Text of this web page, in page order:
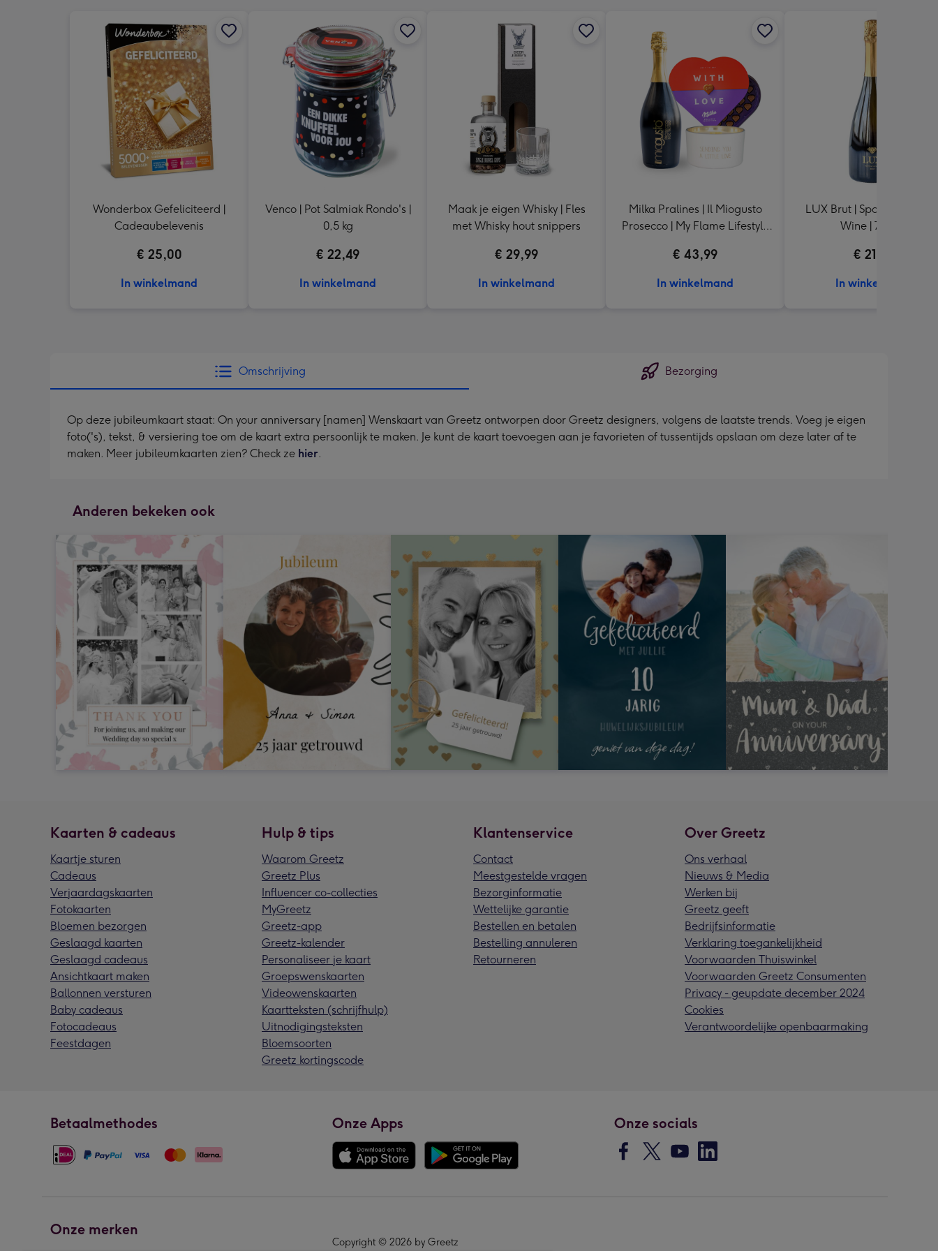
Wonderbox Gefeliciteerd |
Cadeaubelevenis
€ 25,00
In winkelmand
Venco | Pot Salmiak Rondo's |
0,5 kg
€ 22,49
In winkelmand
Maak je eigen Whisky | Fles
met Whisky hout snippers
€ 29,99
In winkelmand
Milka Pralines | Il Miogusto
Prosecco | My Flame Lifestyle
€ 43,99
In winkelmand
LUX Brut | Sparkling
Wine | 750 ml
€ 21,49
In winkelmand
Omschrijving Bezorging
Op deze jubileumkaart staat: On your anniversary [namen] Wenskaart van Greetz ontworpen door Greetz designers, volgens de laatste trends. Voeg je eigen
foto('s), tekst, & versiering toe om de kaart extra persoonlijk te maken. Je kunt de kaart toevoegen aan je favorieten of tussentijds opslaan om deze later af te
maken. Meer jubileumkaarten zien? Check ze hier.
Anderen bekeken ook
Kaarten & cadeaus
Kaartje sturen
Cadeaus
Verjaardagskaarten
Fotokaarten
Bloemen bezorgen
Geslaagd kaarten
Geslaagd cadeaus
Ansichtkaart maken
Ballonnen versturen
Baby cadeaus
Fotocadeaus
Feestdagen
Hulp & tips
Waarom Greetz
Greetz Plus
Influencer co-collecties
MyGreetz
Greetz-app
Greetz-kalender
Personaliseer je kaart
Groepswenskaarten
Videowenskaarten
Kaartteksten (schrijfhulp)
Uitnodigingsteksten
Bloemsoorten
Greetz kortingscode
Klantenservice
Contact
Meestgestelde vragen
Bezorginformatie
Wettelijke garantie
Bestellen en betalen
Bestelling annuleren
Retourneren
Over Greetz
Ons verhaal
Nieuws & Media
Werken bij
Greetz geeft
Bedrijfsinformatie
Verklaring toegankelijkheid
Voorwaarden Thuiswinkel
Voorwaarden Greetz Consumenten
Privacy - geupdate december 2024
Cookies
Verantwoordelijke openbaarmaking
Betaalmethodes Onze Apps Onze socials
Onze merken
Copyright © 2026 by Greetz